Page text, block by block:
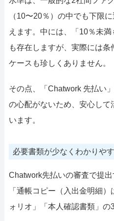
（10〜20％）の中でも下限
えます。中には、「10％未
も存在しますが、実際には
ケースも珍しくありません。
その点、「Chatwork 先払い
の心配がないため、安心して
います。
必要書類が少なくわかりや
Chatwork先払いの審査で提出
「通帳コピー（入出金明細
ォリオ」「本人確認書類」の